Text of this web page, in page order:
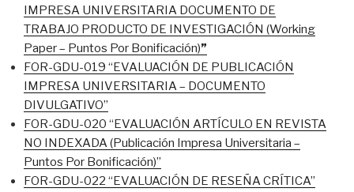
IMPRESA UNIVERSITARIA DOCUMENTO DE
TRABAJO PRODUCTO DE INVESTIGACIÓN (Working
Paper – Puntos Por Bonificación)”
FOR-GDU-019 “EVALUACIÓN DE PUBLICACIÓN
IMPRESA UNIVERSITARIA – DOCUMENTO
DIVULGATIVO”
FOR-GDU-020 “EVALUACIÓN ARTÍCULO EN REVISTA
NO INDEXADA (Publicación Impresa Universitaria –
Puntos Por Bonificación)”
FOR-GDU-022 “EVALUACIÓN DE RESEÑA CRÍTICA”